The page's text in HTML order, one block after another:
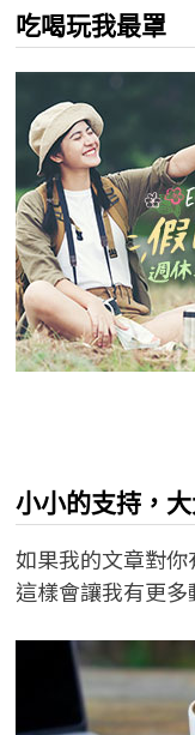
吃喝玩我最罩
小小的支持，
如果我的文章對你
這樣會讓我有更